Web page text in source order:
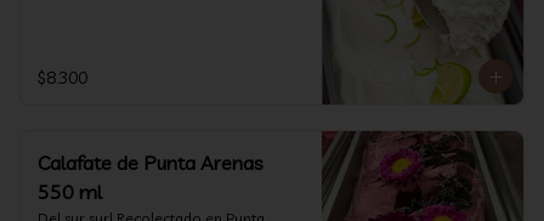
$8.300
Calafate de Punta Arenas
550 ml